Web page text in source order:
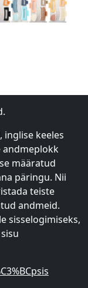
inglise keeles
andmeplokk
määratud
päringu. Nii
teiste
andmeid.
sisselogimiseks,